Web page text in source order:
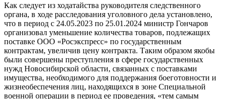
Как следует из ходатайства руководителя следственного
органа, в ходе расследования уголовного дела установлено,
что в период с 24.05.2023 по 25.01.2024 министр Гончаров
организовал уменьшение количества товаров, подлежащих
поставке ООО «Росэкспресс» по государственным
контрактам, увеличив цену контракта. Таким образом якобы
были совершены преступления в сфере государственных
нужд Новосибирской области, связанных с поставками
имущества, необходимого для поддержания боеготовности и
жизнеобеспечения лиц, находящихся в зоне Специальной
военной операции в период ее проведения, «тем самым